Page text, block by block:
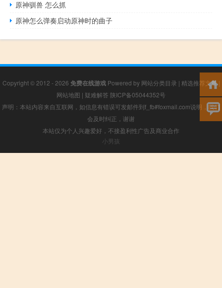
原神驯兽 怎么抓
原神怎么弹奏启动原神时的曲子
Copyright © 2012 - 2026 免费在线游戏Powered by 网站分类目录 | 精选推荐文章|
网站地图 | 疑难解答 陕ICP备05044352号
声明：本站内容来自互联网，如信息有错误可发邮件到f_fb#foxmail.com说明，我们
会及时纠正，谢谢
本站仅为个人兴趣爱好，不接盈利性广告及商业合作
小男孩